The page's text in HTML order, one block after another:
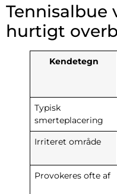
Tennisalbue
hurtigt
Kendetegn
Typisk
smerteplacering
Irriteret område
Provokeres ofte af